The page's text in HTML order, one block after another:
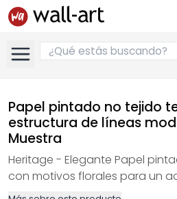
Papel pintado no tejido
estructura de líneas
Muestra
Heritage - Elegante Papel
con motivos florales para un